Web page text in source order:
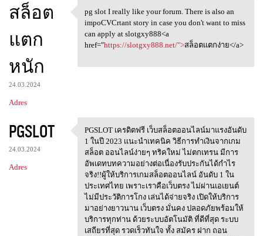
สล็อต
แตก
หนัก
24.03.2024
Adres
pg slot I really like your
pg slot I really like your forum. There is also an
impoCVCrtant story in case you don't want to miss
can apply at slotgxy888<a
href="https://slotgxy888.net/">สล็อตแตกง่าย</a>
PGSLOT
24.03.2024
Adres
PGSLOT เครดิตฟรี
PGSLOT เครดิตฟรี เว็บสล็อตออนไลน์มาแรงอันดับ
1 ในปี 2023 เเนะนำเทคนิค วิธีการทำเงินจากเกม
สล็อต ออนไลน์ง่ายๆ ทริคใหม่ ไม่ตกเทรน มีการ
อัพเดทบทความอย่างต่อเนื่องรับประกันได้กำไร
จริง!!ผู้ให้บริการเกมสล็อตออนไลน์ อันดับ 1 ใน
ประเทศไทย เพราะเราคือเว็บตรง ไม่ผ่านเอเยนต์
ไม่มีประวัติการโกง เล่นได้จ่ายจริง เปิดให้บริการ
มาอย่างยาวนาน เว็บตรง มั่นคง ปลอดภัยพร้อมให้
บริการทุกท่าน ด้วยระบบอัตโนมัติ ที่ดีที่สุด ระบบ
เสถียรที่สุด รวดเร็วทันใจ ทั้ง สมัคร ฝาก ถอน